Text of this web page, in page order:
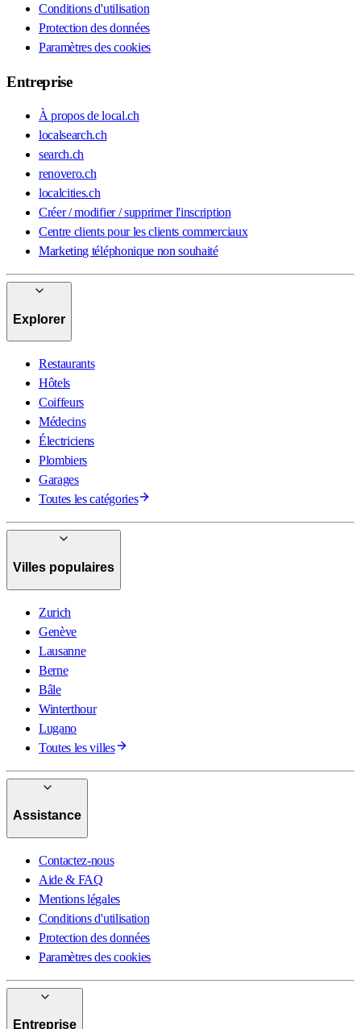
Conditions d'utilisation
Protection des données
Paramètres des cookies
Entreprise
À propos de local.ch
localsearch.ch
search.ch
renovero.ch
localcities.ch
Créer / modifier / supprimer l'inscription
Centre clients pour les clients commerciaux
Marketing téléphonique non souhaité
Explorer
Restaurants
Hôtels
Coiffeurs
Médecins
Électriciens
Plombiers
Garages
Toutes les catégories
Villes populaires
Zurich
Genève
Lausanne
Berne
Bâle
Winterthour
Lugano
Toutes les villes
Assistance
Contactez-nous
Aide & FAQ
Mentions légales
Conditions d'utilisation
Protection des données
Paramètres des cookies
Entreprise